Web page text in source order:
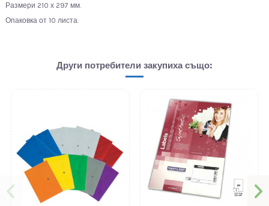
Размери 210 х 297 мм.
Опаковка от 10 листа.
Други потребители закупиха също: